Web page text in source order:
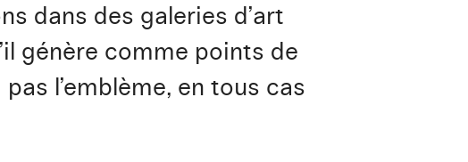
dans des galeries d’art
génère comme points de
l’emblème, en tous cas